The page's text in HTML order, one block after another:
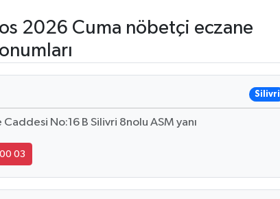
2026 Cuma nöbetçi eczane
Silivri
No:16 B Silivri 8nolu ASM yanı
03